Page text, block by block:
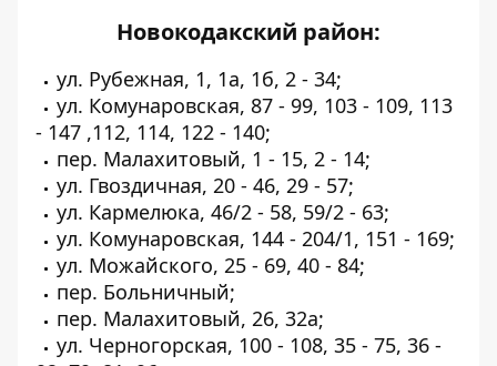
Новокодакский район:
ул. Рубежная, 1, 1a, 1б, 2 - 34;
ул. Комунаровская, 87 - 99, 103 - 109, 113
- 147 ,112, 114, 122 - 140;
пер. Малахитовый, 1 - 15, 2 - 14;
ул. Гвоздичная, 20 - 46, 29 - 57;
ул. Кармелюка, 46/2 - 58, 59/2 - 63;
ул. Комунаровская, 144 - 204/1, 151 - 169;
ул. Можайского, 25 - 69, 40 - 84;
пер. Больничный;
пер. Малахитовый, 26, 32а;
ул. Черногорская, 100 - 108, 35 - 75, 36 -